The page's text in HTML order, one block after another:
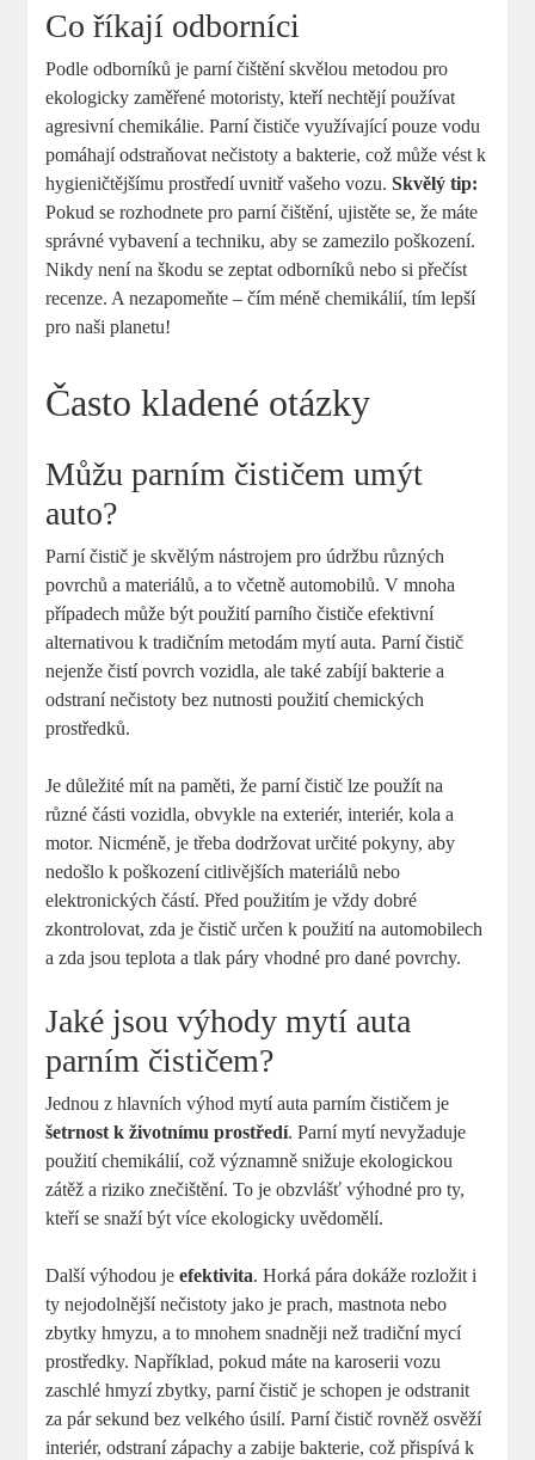
Co říkají odborníci
Podle odborníků je parní čištění skvělou metodou pro
ekologicky zaměřené motoristy, kteří nechtějí používat
agresivní chemikálie. Parní čističe využívající pouze vodu
pomáhají odstraňovat nečistoty a bakterie, což může vést k
hygieničtějšímu prostředí uvnitř vašeho vozu.Skvělý tip:
Pokud se rozhodnete pro parní čištění, ujistěte se, že máte
správné vybavení a techniku, aby se zamezilo poškození.
Nikdy není na škodu se zeptat odborníků nebo si přečíst
recenze. A nezapomeňte – čím méně chemikálií, tím lepší
pro naši planetu!
Často kladené otázky
Můžu parním čističem umýt
auto?
Parní čistič je skvělým nástrojem pro údržbu různých
povrchů a materiálů, a to včetně automobilů. V mnoha
případech může být použití parního čističe efektivní
alternativou k tradičním metodám mytí auta. Parní čistič
nejenže čistí povrch vozidla, ale také zabíjí bakterie a
odstraní nečistoty bez nutnosti použití chemických
prostředků.
Je důležité mít na paměti, že parní čistič lze použít na
různé části vozidla, obvykle na exteriér, interiér, kola a
motor. Nicméně, je třeba dodržovat určité pokyny, aby
nedošlo k poškození citlivějších materiálů nebo
elektronických částí. Před použitím je vždy dobré
zkontrolovat, zda je čistič určen k použití na automobilech
a zda jsou teplota a tlak páry vhodné pro dané povrchy.
Jaké jsou výhody mytí auta
parním čističem?
Jednou z hlavních výhod mytí auta parním čističem je
šetrnost k životnímu prostředí. Parní mytí nevyžaduje
použití chemikálií, což významně snižuje ekologickou
zátěž a riziko znečištění. To je obzvlášť výhodné pro ty,
kteří se snaží být více ekologicky uvědomělí.
Další výhodou jeefektivita. Horká pára dokáže rozložit i
ty nejodolnější nečistoty jako je prach, mastnota nebo
zbytky hmyzu, a to mnohem snadněji než tradiční mycí
prostředky. Například, pokud máte na karoserii vozu
zaschlé hmyzí zbytky, parní čistič je schopen je odstranit
za pár sekund bez velkého úsilí. Parní čistič rovněž osvěží
interiér, odstraní zápachy a zabije bakterie, což přispívá k